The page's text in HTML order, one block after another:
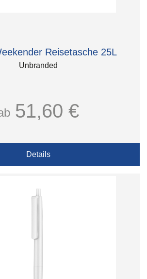
Reisetasche 25L
Unbranded
51,60 €
Details